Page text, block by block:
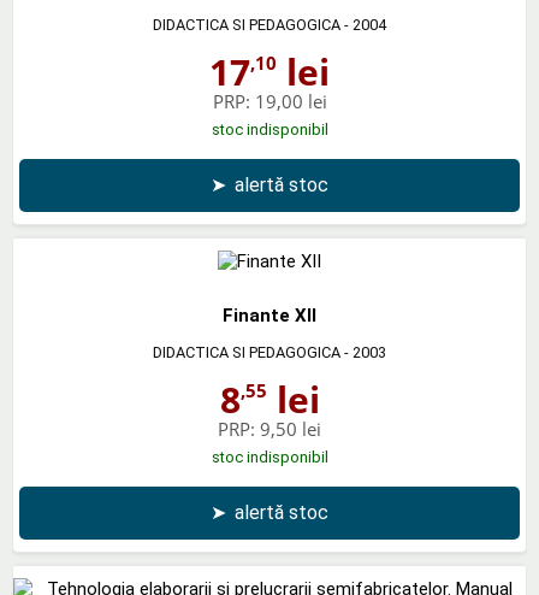
DIDACTICA SI PEDAGOGICA - 2004
17,10 lei
PRP: 19,00 lei
stoc indisponibil
➤ alertă stoc
Finante XII
DIDACTICA SI PEDAGOGICA - 2003
8,55 lei
PRP: 9,50 lei
stoc indisponibil
➤ alertă stoc